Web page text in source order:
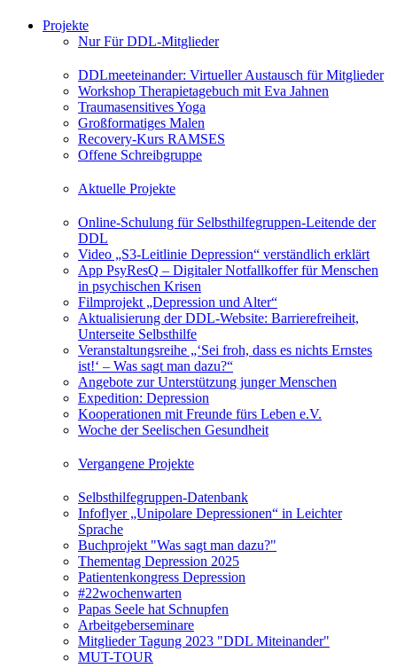
Projekte
Nur Für DDL-Mitglieder
DDLmeeteinander: Virtueller Austausch für Mitglieder
Workshop Therapietagebuch mit Eva Jahnen
Traumasensitives Yoga
Großformatiges Malen
Recovery-Kurs RAMSES
Offene Schreibgruppe
Aktuelle Projekte
Online-Schulung für Selbsthilfegruppen-Leitende der
DDL
Video „S3-Leitlinie Depression“ verständlich erklärt
App PsyResQ – Digitaler Notfallkoffer für Menschen
in psychischen Krisen
Filmprojekt „Depression und Alter“
Aktualisierung der DDL-Website: Barrierefreiheit,
Unterseite Selbsthilfe
Veranstaltungsreihe „‘Sei froh, dass es nichts Ernstes
ist!‘ – Was sagt man dazu?“
Angebote zur Unterstützung junger Menschen
Expedition: Depression
Kooperationen mit Freunde fürs Leben e.V.
Woche der Seelischen Gesundheit
Vergangene Projekte
Selbsthilfegruppen-Datenbank
Infoflyer „Unipolare Depressionen“ in Leichter
Sprache
Buchprojekt "Was sagt man dazu?"
Thementag Depression 2025
Patientenkongress Depression
#22wochenwarten
Papas Seele hat Schnupfen
Arbeitgeberseminare
Mitglieder Tagung 2023 "DDL Miteinander"
MUT-TOUR